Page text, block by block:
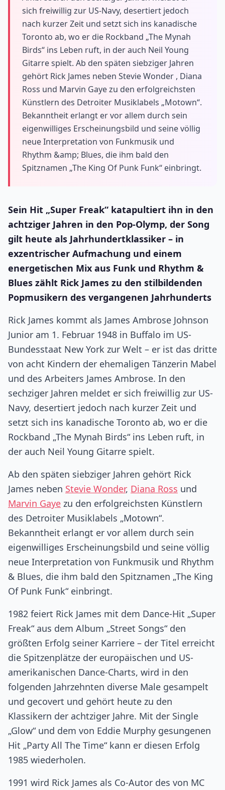
sich freiwillig zur US-Navy, desertiert jedoch
nach kurzer Zeit und setzt sich ins kanadische
Toronto ab, wo er die Rockband „The Mynah
Birds“ ins Leben ruft, in der auch Neil Young
Gitarre spielt. Ab den späten siebziger Jahren
gehört Rick James neben Stevie Wonder , Diana
Ross und Marvin Gaye zu den erfolgreichsten
Künstlern des Detroiter Musiklabels „Motown“.
Bekanntheit erlangt er vor allem durch sein
eigenwilliges Erscheinungsbild und seine völlig
neue Interpretation von Funkmusik und
Rhythm &amp; Blues, die ihm bald den
Spitznamen „The King Of Punk Funk“ einbringt.
Sein Hit „Super Freak“ katapultiert ihn in den
achtziger Jahren in den Pop-Olymp, der Song
gilt heute als Jahrhundertklassiker – in
exzentrischer Aufmachung und einem
energetischen Mix aus Funk und Rhythm &
Blues zählt Rick James zu den stilbildenden
Popmusikern des vergangenen Jahrhunderts
Rick James kommt als James Ambrose Johnson
Junior am 1. Februar 1948 in Buffalo im US-
Bundesstaat New York zur Welt – er ist das dritte
von acht Kindern der ehemaligen Tänzerin Mabel
und des Arbeiters James Ambrose. In den
sechziger Jahren meldet er sich freiwillig zur US-
Navy, desertiert jedoch nach kurzer Zeit und
setzt sich ins kanadische Toronto ab, wo er die
Rockband „The Mynah Birds“ ins Leben ruft, in
der auch Neil Young Gitarre spielt.
Ab den späten siebziger Jahren gehört Rick
James neben Stevie Wonder, Diana Ross und
Marvin Gaye zu den erfolgreichsten Künstlern
des Detroiter Musiklabels „Motown“.
Bekanntheit erlangt er vor allem durch sein
eigenwilliges Erscheinungsbild und seine völlig
neue Interpretation von Funkmusik und Rhythm
& Blues, die ihm bald den Spitznamen „The King
Of Punk Funk“ einbringt.
1982 feiert Rick James mit dem Dance-Hit „Super
Freak“ aus dem Album „Street Songs“ den
größten Erfolg seiner Karriere – der Titel erreicht
die Spitzenplätze der europäischen und US-
amerikanischen Dance-Charts, wird in den
folgenden Jahrzehnten diverse Male gesampelt
und gecovert und gehört heute zu den
Klassikern der achtziger Jahre. Mit der Single
„Glow“ und dem von Eddie Murphy gesungenen
Hit „Party All The Time“ kann er diesen Erfolg
1985 wiederholen.
1991 wird Rick James als Co-Autor des von MC